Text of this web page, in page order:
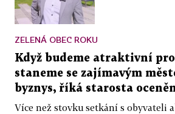
ZELENÁ OBEC ROKU
Když budeme atraktivní pro
staneme se zajímavým
byznys, říká starosta
Více než stovku setkání s obyvateli